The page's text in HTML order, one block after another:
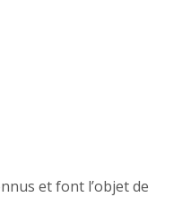
et font l’objet de